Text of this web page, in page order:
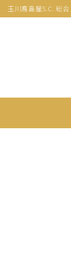
玉川髙島屋S.C. 総